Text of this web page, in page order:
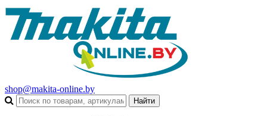
shop@makita-online.by